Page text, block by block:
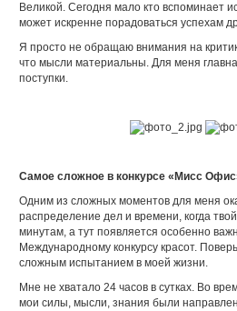
Великой. Сегодня мало кто вспоминает
может искренне порадоваться успехам
Я просто не обращаю внимания на
что мысли материальны. Для меня
поступки.
Самое сложное в конкурсе «Мисс
Одним из сложных моментов для меня
распределение дел и времени, когда
минутам, а тут появляется особенно
Международному конкурсу красот.
сложным испытанием в моей жизни.
Мне не хватало 24 часов в сутках. Во
мои силы, мысли, знания были